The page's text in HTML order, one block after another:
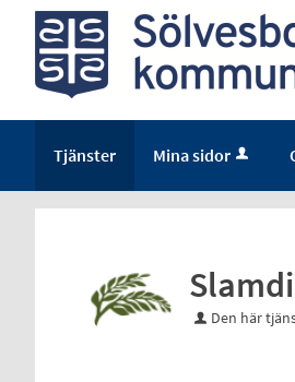
Tjänster Mina sidor
Den här